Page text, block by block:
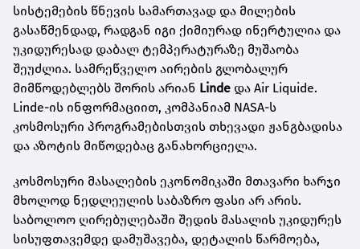
სისტემების წნევის სამართავად და მილების
გასაწმენდად, რადგან იგი ქიმიურად ინერტულია და
უკიდურესად დაბალ ტემპერატურაზე მუშაობა
შეუძლია. სამრეწველო აირების გლობალურ
მიმწოდებლებს შორის არიან Linde და Air Liquide.
Linde-ის ინფორმაციით, კომპანიამ NASA-ს
კოსმოსური პროგრამებისთვის თხევადი ჟანგბადისა
და აზოტის მიწოდებაც განახორციელა.
კოსმოსური მასალების ეკონომიკაში მთავარი ხარჯი
მხოლოდ ნედლეულის საბაზრო ფასი არ არის.
საბოლოო ღირებულებაში შედის მასალის უკიდურეს
სისუფთავემდე დამუშავება, დეტალის წარმოება,